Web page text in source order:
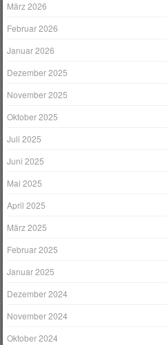
März 2026
Februar 2026
Januar 2026
Dezember 2025
November 2025
Oktober 2025
Juli 2025
Juni 2025
Mai 2025
April 2025
März 2025
Februar 2025
Januar 2025
Dezember 2024
November 2024
Oktober 2024